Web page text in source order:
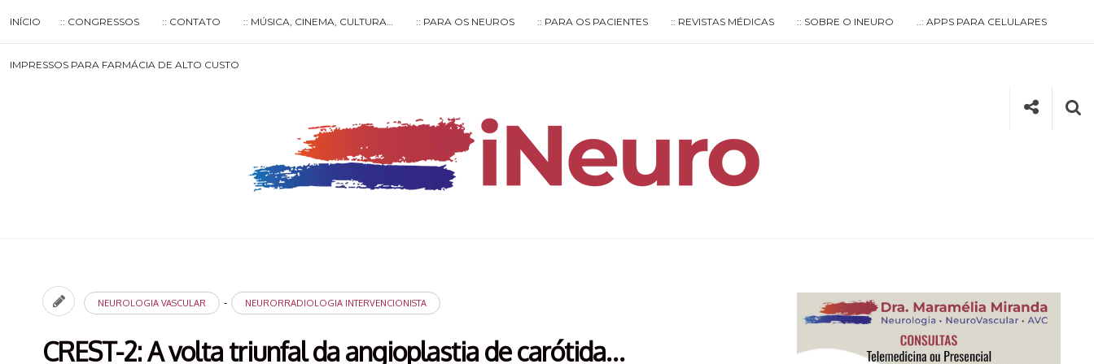
to
content
INÍCIO :: CONGRESSOS :: CONTATO :: MÚSICA, CINEMA, CULTURA… :: PARA OS NEUROS :: PARA OS PACIENTES :: REVISTAS MÉDICAS :: SOBRE O INEURO ..: APPS PARA CELULARES
IMPRESSOS PARA FARMÁCIA DE ALTO CUSTO
for
Type your search keyword, and press enter to search
Social
NEUROLOGIA VASCULAR - NEURORRADIOLOGIA INTERVENCIONISTA
CREST-2: A volta triunfal da angioplastia de carótida…